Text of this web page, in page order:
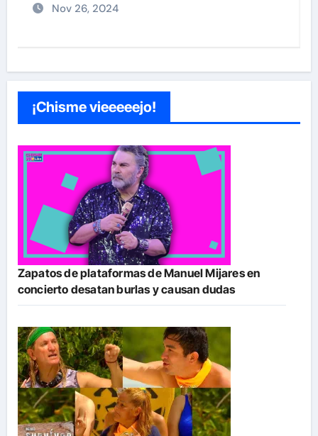
Dic 9, 2024
¡Chisme vieeeeejo!
Zapatos de plataformas de Manuel Mijares en
concierto desatan burlas y causan dudas